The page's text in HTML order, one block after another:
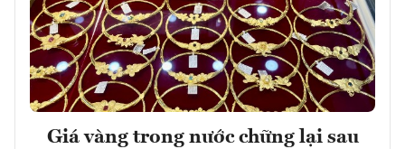
Giá vàng trong nước chững lại sau